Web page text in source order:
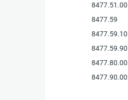
8477.51.00
8477.59
8477.59.10
8477.59.90
8477.80.00
8477.90.00